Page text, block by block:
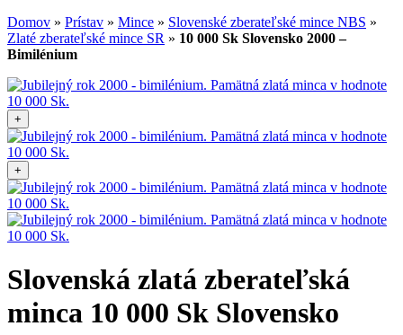
Domov » Prístav » Mince » Slovenské zberateľské mince NBS »
Zlaté zberateľské mince SR » 10 000 Sk Slovensko 2000 –
Bimilénium
+
+
Slovenská zlatá zberateľská
minca 10 000 Sk Slovensko